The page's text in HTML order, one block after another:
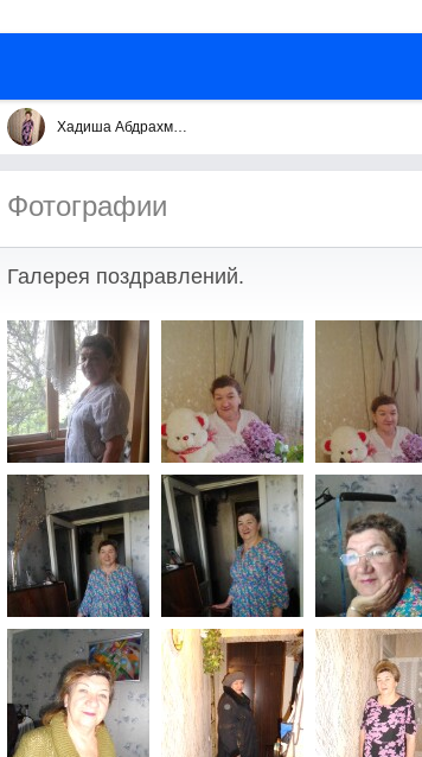
Хадиша Абдрахманова
Фотографии
Галерея поздравлений.